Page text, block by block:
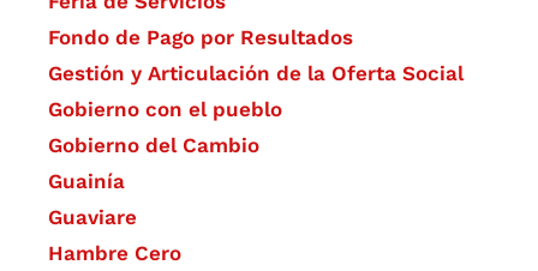
Fondo de Pago por Resultados
Gestión y Articulación de la Oferta Social
Gobierno con el pueblo
Gobierno del Cambio
Guainía
Guaviare
Hambre Cero